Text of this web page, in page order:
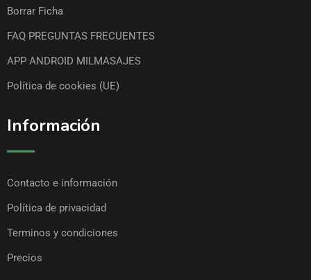
Borrar Ficha
FAQ PREGUNTAS FRECUENTES
APP ANDROID MILMASAJES
Política de cookies (UE)
Información
Contacto e información
Política de privacidad
Terminos y condiciones
Precios